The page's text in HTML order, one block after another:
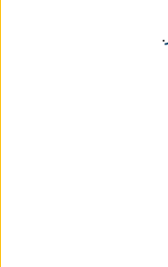
.